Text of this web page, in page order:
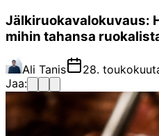
Jälkiruokavalokuvaus:
mihin tahansa
Ali Tanis 28.
Jaa: